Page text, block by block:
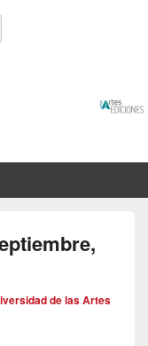
de las Artes